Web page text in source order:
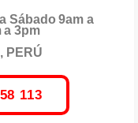
Sábado 9am a
a 3pm
PERÚ
113